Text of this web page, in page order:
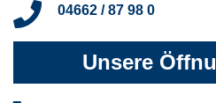
04662 / 87 98 0
Unsere